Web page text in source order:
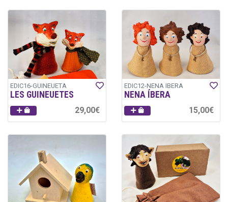
EDIC16-GUINEUETA
LES GUINEUETES
29,00€
EDIC12-NENA IBERA
NENA ÍBERA
15,00€